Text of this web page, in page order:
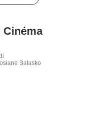
Cinéma
Balasko